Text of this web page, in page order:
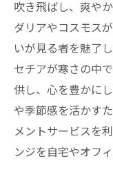
吹き飛ばし、爽や
ダリアやコスモス
いが見る者を魅了
セチアが寒さの中
供し、心を豊かに
や季節感を活かす
メントサービスを
ンジを自宅やオフ